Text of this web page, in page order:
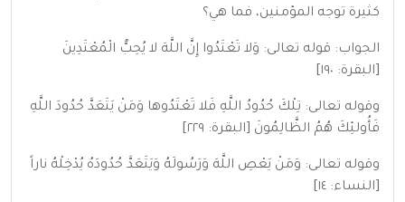
كثيرة توجه المؤمنين، فما هي؟
الجواب: قوله تعالى: وَلا تَعْتَدُوا إِنَّ اللَّهَ لا يُحِبُّ الْمُعْتَدِينَ
[البقرة: ١٩٠]
وقوله تعالى: تِلْكَ حُدُودُ اللَّهِ فَلا تَعْتَدُوها وَمَنْ يَتَعَدَّ حُدُودَ اللَّهِ
فَأُولئِكَ هُمُ الظَّالِمُونَ [البقرة: ٢٢٩]
وقوله تعالى: وَمَنْ يَعْصِ اللَّهَ وَرَسُولَهُ وَيَتَعَدَّ حُدُودَهُ يُدْخِلْهُ ناراً
[النساء: ١٤]